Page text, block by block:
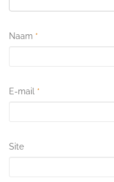
Naam *
E-mail *
Site